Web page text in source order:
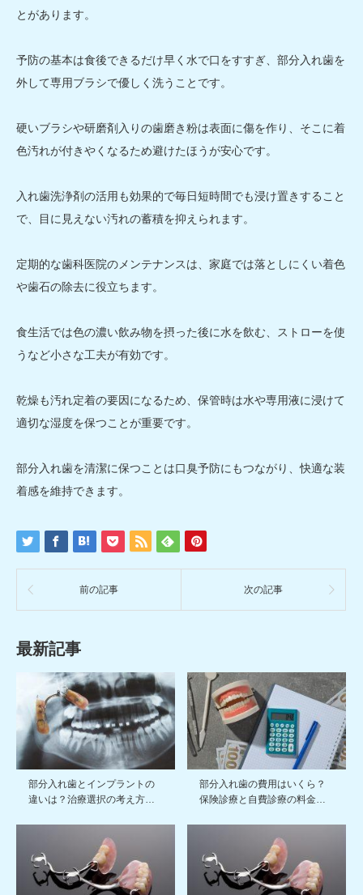
とがあります。
予防の基本は食後できるだけ早く水で口をすすぎ、部分入れ歯を
外して専用ブラシで優しく洗うことです。
硬いブラシや研磨剤入りの歯磨き粉は表面に傷を作り、そこに着
色汚れが付きやくなるため避けたほうが安心です。
入れ歯洗浄剤の活用も効果的で毎日短時間でも浸け置きすること
で、目に見えない汚れの蓄積を抑えられます。
定期的な歯科医院のメンテナンスは、家庭では落としにくい着色
や歯石の除去に役立ちます。
食生活では色の濃い飲み物を摂った後に水を飲む、ストローを使
うなど小さな工夫が有効です。
乾燥も汚れ定着の要因になるため、保管時は水や専用液に浸けて
適切な湿度を保つことが重要です。
部分入れ歯を清潔に保つことは口臭予防にもつながり、快適な装
着感を維持できます。
前の記事 次の記事
最新記事
部分入れ歯とインプラントの
違いは？治療選択の考え方…
部分入れ歯の費用はいくら？
保険診療と自費診療の料金…